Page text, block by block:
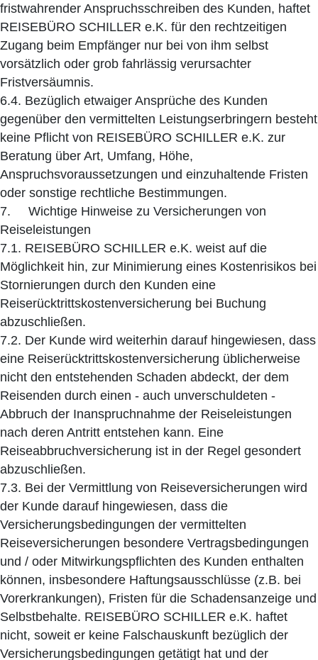
fristwahrender Anspruchsschreiben des Kunden, haftet
REISEBÜRO SCHILLER e.K. für den rechtzeitigen
Zugang beim Empfänger nur bei von ihm selbst
vorsätzlich oder grob fahrlässig verursachter
Fristversäumnis.
6.4. Bezüglich etwaiger Ansprüche des Kunden
gegenüber den vermittelten Leistungserbringern besteht
keine Pflicht von REISEBÜRO SCHILLER e.K. zur
Beratung über Art, Umfang, Höhe,
Anspruchsvoraussetzungen und einzuhaltende Fristen
oder sonstige rechtliche Bestimmungen.
7. Wichtige Hinweise zu Versicherungen von
Reiseleistungen
7.1. REISEBÜRO SCHILLER e.K. weist auf die
Möglichkeit hin, zur Minimierung eines Kostenrisikos bei
Stornierungen durch den Kunden eine
Reiserücktrittskostenversicherung bei Buchung
abzuschließen.
7.2. Der Kunde wird weiterhin darauf hingewiesen, dass
eine Reiserücktrittskostenversicherung üblicherweise
nicht den entstehenden Schaden abdeckt, der dem
Reisenden durch einen - auch unverschuldeten -
Abbruch der Inanspruchnahme der Reiseleistungen
nach deren Antritt entstehen kann. Eine
Reiseabbruchversicherung ist in der Regel gesondert
abzuschließen.
7.3. Bei der Vermittlung von Reiseversicherungen wird
der Kunde darauf hingewiesen, dass die
Versicherungsbedingungen der vermittelten
Reiseversicherungen besondere Vertragsbedingungen
und / oder Mitwirkungspflichten des Kunden enthalten
können, insbesondere Haftungsausschlüsse (z.B. bei
Vorerkrankungen), Fristen für die Schadensanzeige und
Selbstbehalte. REISEBÜRO SCHILLER e.K. haftet
nicht, soweit er keine Falschauskunft bezüglich der
Versicherungsbedingungen getätigt hat und der